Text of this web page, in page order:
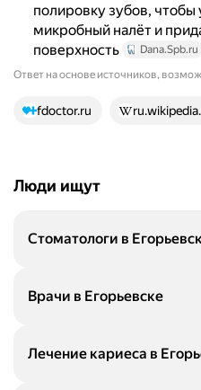
полировку зубов, чтобы
микробный налёт и
поверхность
Dana.Spb.ru
Ответ на основе источников,
19 источников
fdoctor.ru
Люди ищут
Стоматологи в
Врачи в Егорьевске
Лечение кариеса в